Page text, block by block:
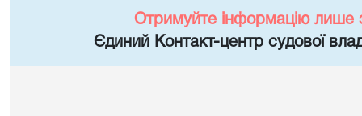
Отримуйте інформацію лише
Єдиний Контакт-центр судової